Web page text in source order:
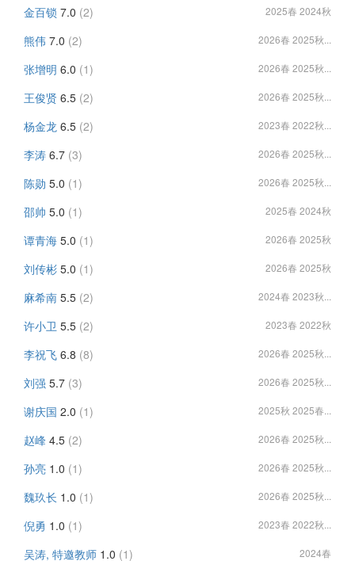
金百锁 7.0 (2) 2025春 2024秋
熊伟 7.0 (2) 2026春 2025秋...
张增明 6.0 (1) 2026春 2025秋...
王俊贤 6.5 (2) 2026春 2025秋...
杨金龙 6.5 (2) 2023春 2022秋...
李涛 6.7 (3) 2026春 2025秋...
陈勋 5.0 (1) 2026春 2025秋...
邵帅 5.0 (1) 2025春 2024秋
谭青海 5.0 (1) 2026春 2025秋
刘传彬 5.0 (1) 2026春 2025秋
麻希南 5.5 (2) 2024春 2023秋...
许小卫 5.5 (2) 2023春 2022秋
李祝飞 6.8 (8) 2026春 2025秋...
刘强 5.7 (3) 2026春 2025秋...
谢庆国 2.0 (1) 2025秋 2025春...
赵峰 4.5 (2) 2026春 2025秋...
孙亮 1.0 (1) 2026春 2025秋...
魏玖长 1.0 (1) 2026春 2025秋...
倪勇 1.0 (1) 2023春 2022秋...
吴涛, 特邀教师 1.0 (1) 2024春